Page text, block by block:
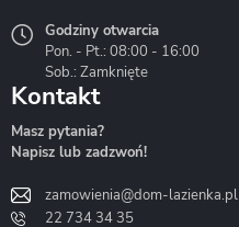
Liveno
Godziny otwarcia
Pon. - Pt.: 08:00 - 16:00
Sob.: Zamknięte
Kontakt
Masz pytania?
Napisz lub zadzwoń!
zamowienia@dom-lazienka.pl
22 734 34 35